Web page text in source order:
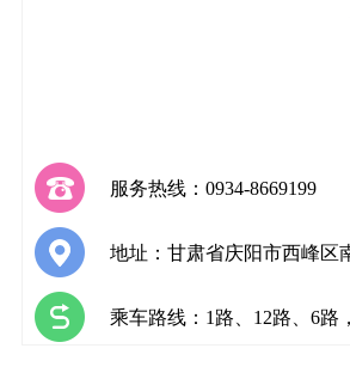
服务热线：0934-8669199
地址：甘肃省庆阳市西峰区
乘车路线：1路、12路、6路